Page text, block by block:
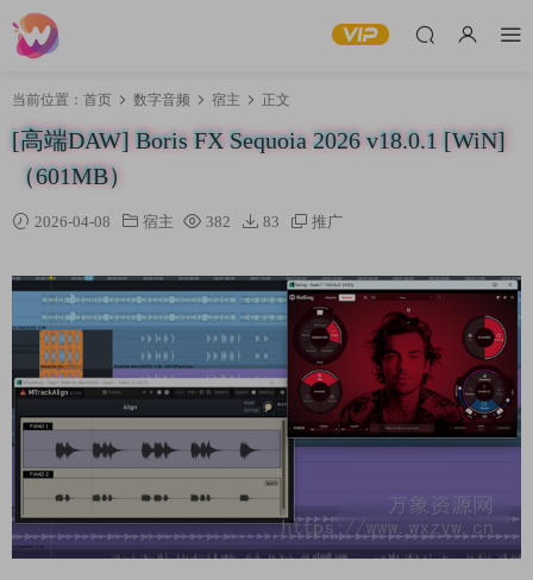
当前位置： 首页 数字音频 宿主 正文
[高端DAW] Boris FX Sequoia 2026 v18.0.1 [WiN]
（601MB）
2026-04-08 宿主 382 83 推广